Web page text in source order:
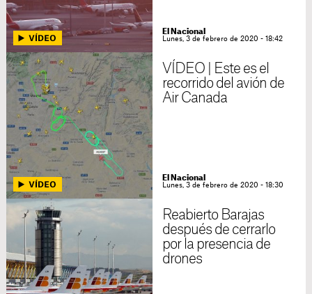
El Nacional
Lunes, 3 de febrero de 2020 - 18:42
VÍDEO | Este es el
recorrido del avión de
Air Canada
El Nacional
Lunes, 3 de febrero de 2020 - 18:30
Reabierto Barajas
después de cerrarlo
por la presencia de
drones